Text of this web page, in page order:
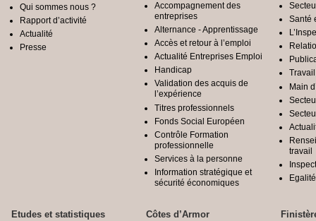
Qui sommes nous ?
Rapport d’activité
Actualité
Presse
Accompagnement des
entreprises
Alternance - Apprentissage
Accès et retour à l’emploi
Actualité Entreprises Emploi
Handicap
Validation des acquis de
l’expérience
Titres professionnels
Fonds Social Européen
Contrôle Formation
professionnelle
Services à la personne
Information stratégique et
sécurité économiques
Santé
Main
travail
Etudes et statistiques Côtes d’Armor